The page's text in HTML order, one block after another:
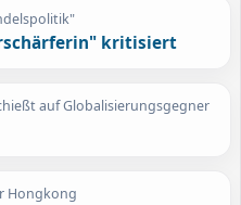
kritisiert
auf Globalisierungsgegner
Hongkong